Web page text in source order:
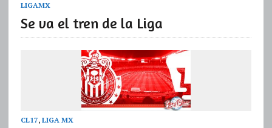
LIGAMX
Se va el tren de la Liga
CL17, LIGA MX